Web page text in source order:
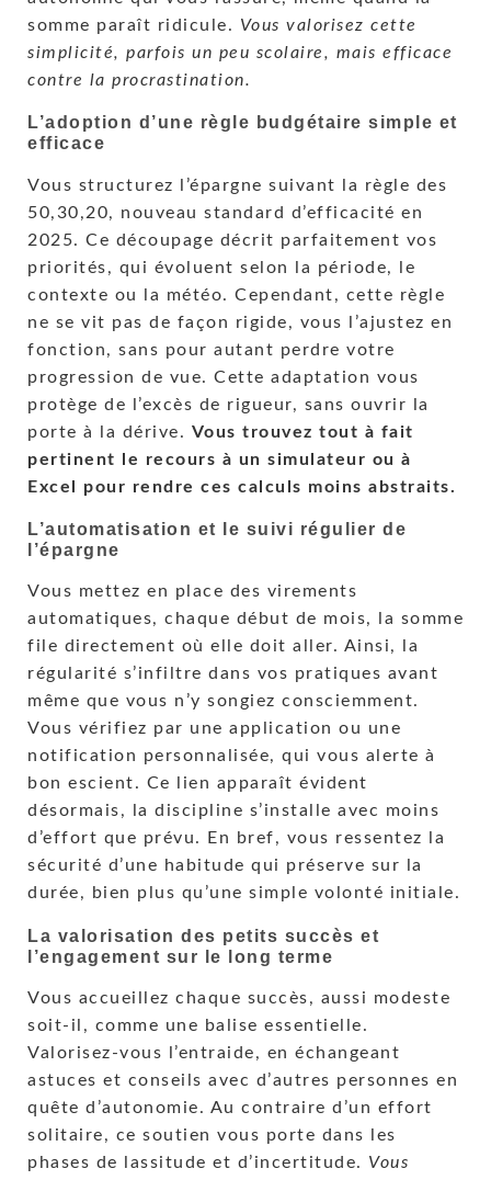
somme paraît ridicule. Vous valorisez cette
simplicité, parfois un peu scolaire, mais efficace
contre la procrastination.
L’adoption d’une règle budgétaire simple et
efficace
Vous structurez l’épargne suivant la règle des
50,30,20, nouveau standard d’efficacité en
2025. Ce découpage décrit parfaitement vos
priorités, qui évoluent selon la période, le
contexte ou la météo. Cependant, cette règle
ne se vit pas de façon rigide, vous l’ajustez en
fonction, sans pour autant perdre votre
progression de vue. Cette adaptation vous
protège de l’excès de rigueur, sans ouvrir la
porte à la dérive. Vous trouvez tout à fait
pertinent le recours à un simulateur ou à
Excel pour rendre ces calculs moins abstraits.
L’automatisation et le suivi régulier de
l’épargne
Vous mettez en place des virements
automatiques, chaque début de mois, la somme
file directement où elle doit aller. Ainsi, la
régularité s’infiltre dans vos pratiques avant
même que vous n’y songiez consciemment.
Vous vérifiez par une application ou une
notification personnalisée, qui vous alerte à
bon escient. Ce lien apparaît évident
désormais, la discipline s’installe avec moins
d’effort que prévu. En bref, vous ressentez la
sécurité d’une habitude qui préserve sur la
durée, bien plus qu’une simple volonté initiale.
La valorisation des petits succès et
l’engagement sur le long terme
Vous accueillez chaque succès, aussi modeste
soit-il, comme une balise essentielle.
Valorisez-vous l’entraide, en échangeant
astuces et conseils avec d’autres personnes en
quête d’autonomie. Au contraire d’un effort
solitaire, ce soutien vous porte dans les
phases de lassitude et d’incertitude. Vous